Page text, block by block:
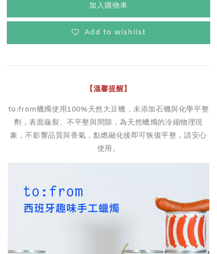
加入購物車
Add to wishlist
【溫馨提醒】
to:from蠟燭使用100%天然大豆蠟，未添加石蠟與化學平整
劑，表面龜裂、不平整與間隙，為天然蠟燭的冷縮物理現
象，不影響品質與香氣，點燃融化後即可恢復平整，請安心
使用。